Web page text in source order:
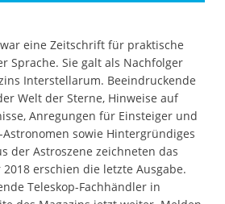
eine Zeitschrift für praktische
Sprache. Sie galt als Nachfolger
Interstellarum. Beeindruckende
Welt der Sterne, Hinweise auf
Anregungen für Einsteiger und
sowie Hintergründiges
der Astroszene zeichneten das
erschien die letzte Ausgabe.
Teleskop-Fachhändler in